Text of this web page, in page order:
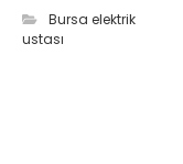
Bursa elektrik
ustası